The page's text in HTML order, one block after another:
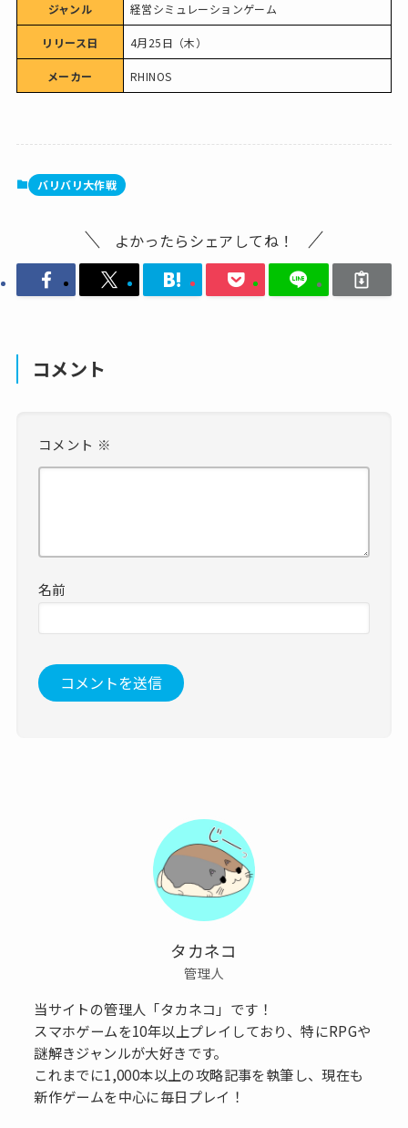
ジャンル 経営シミュレーションゲーム
リリース日 4月25日（木）
メーカー RHINOS
バリバリ大作戦
よかったらシェアしてね！
コメント
コメント ※
名前
タカネコ
管理人
当サイトの管理人「タカネコ」です！
スマホゲームを10年以上プレイしており、特にRPGや
謎解きジャンルが大好きです。
これまでに1,000本以上の攻略記事を執筆し、現在も
新作ゲームを中心に毎日プレイ！